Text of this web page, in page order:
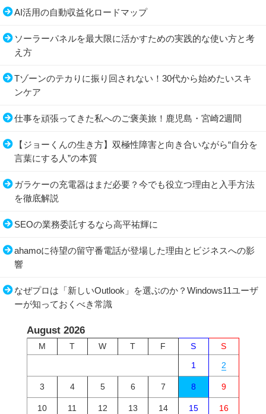
AI活用の自動収益化ロードマップ
ソーラーパネルを最大限に活かすための実践的な使い方と考
え方
Tゾーンのテカりに振り回されない！30代から始めたいスキ
ンケア
仕事を頑張ってきた私へのご褒美旅！鹿児島・宮崎2週間
【ジョーくんの生き方】双極性障害と向き合いながら“自分を
言葉にする人”の本質
ガラケーの充電器はまだ必要？今でも役立つ理由と入手方法
を徹底解説
SEOの業務委託するなら高平祐輝に
ahamoに待望の留守番電話が登場した理由とビジネスへの影
響
なぜプロは「新しいOutlook」を選ぶのか？Windows11ユーザ
ーが知っておくべき常識
August 2026
M T W T F S
S
1
2
3 4 5 6 7 8 9
10 11 12 13 14 15 16